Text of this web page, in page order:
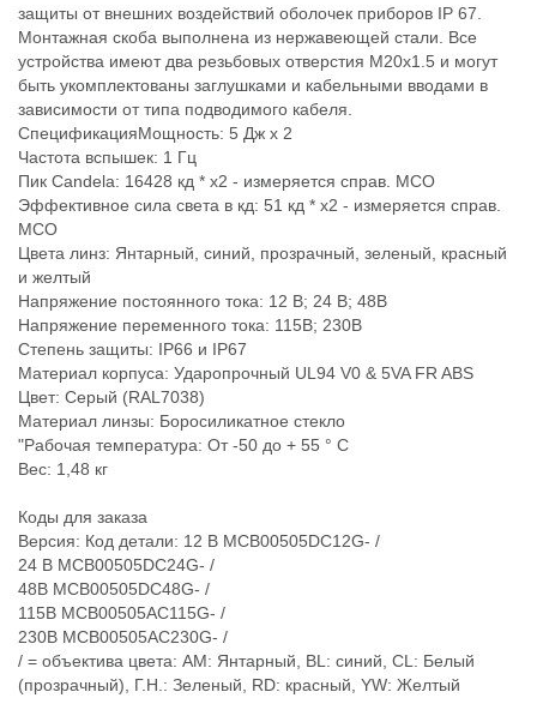
защиты от внешних воздействий оболочек приборов IP 67.
Монтажная скоба выполнена из нержавеющей стали. Все
устройства имеют два резьбовых отверстия М20х1.5 и могут
быть укомплектованы заглушками и кабельными вводами в
зависимости от типа подводимого кабеля.
СпецификацияМощность: 5 Дж х 2
Частота вспышек: 1 Гц
Пик Candela: 16428 кд * x2 - измеряется справ. МСО
Эффективное сила света в кд: 51 кд * x2 - измеряется справ.
МСО
Цвета линз: Янтарный, синий, прозрачный, зеленый, красный
и желтый
Напряжение постоянного тока: 12 В; 24 В; 48В
Напряжение переменного тока: 115В; 230В
Степень защиты: IP66 и IP67
Материал корпуса: Ударопрочный UL94 V0 & 5VA FR ABS
Цвет: Серый (RAL7038)
Материал линзы: Боросиликатное стекло
"Рабочая температура: От -50 до + 55 ° C
Вес: 1,48 кг
Коды для заказа
Версия: Код детали: 12 В MCB00505DC12G- /
24 В MCB00505DC24G- /
48В MCB00505DC48G- /
115В MCB00505AC115G- /
230В MCB00505AC230G- /
/ = объектива цвета: AM: Янтарный, BL: синий, CL: Белый
(прозрачный), Г.Н.: Зеленый, RD: красный, YW: Желтый